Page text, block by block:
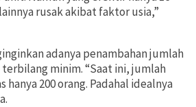
rusak akibat faktor usia,”
adanya penambahan jumlah
minim. “Saat ini, jumlah
200 orang. Padahal idealnya